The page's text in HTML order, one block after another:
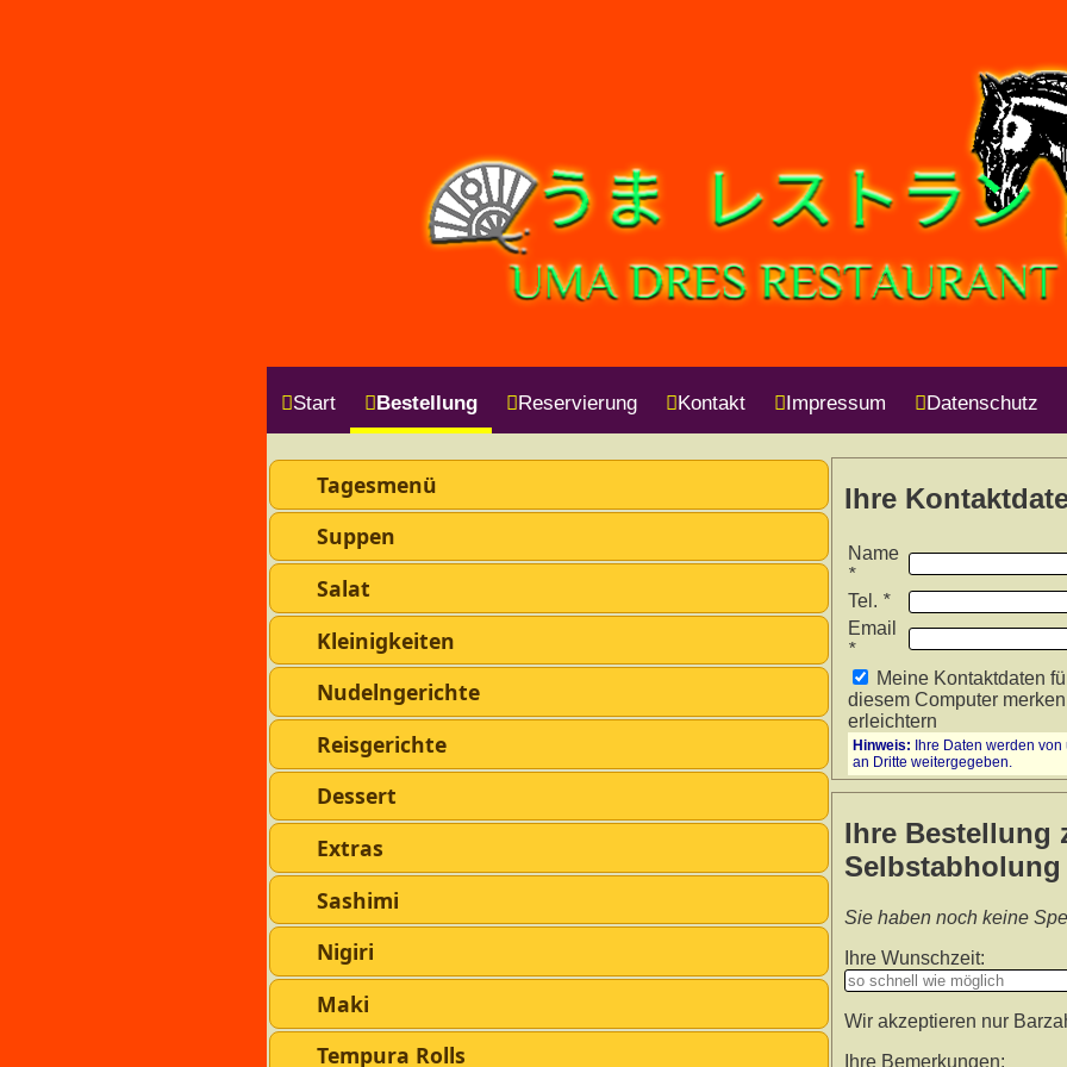
Start Bestellung Reservierung Kontakt Impressum Datenschutz
Tagesmenü
Suppen
Salat
Kleinigkeiten
Nudelngerichte
Reisgerichte
Dessert
Extras
Sashimi
Nigiri
Maki
Tempura Rolls
Ihre
Name
*
Tel. *
Email
*
Meine Kontaktdaten
diesem Computer
erleichtern
Hinweis: Ihre Daten werden
an Dritte weitergegeben.
Ihre Bestellung
Selbstabholung
Sie haben noch keine
Ihre Wunschzeit:
Wir akzeptieren nur
Ihre Bemerkungen: